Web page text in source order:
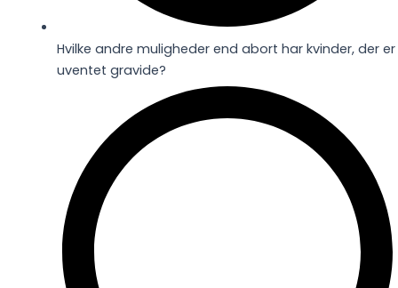
Hvilke andre muligheder end abort har kvinder, der er
uventet gravide?